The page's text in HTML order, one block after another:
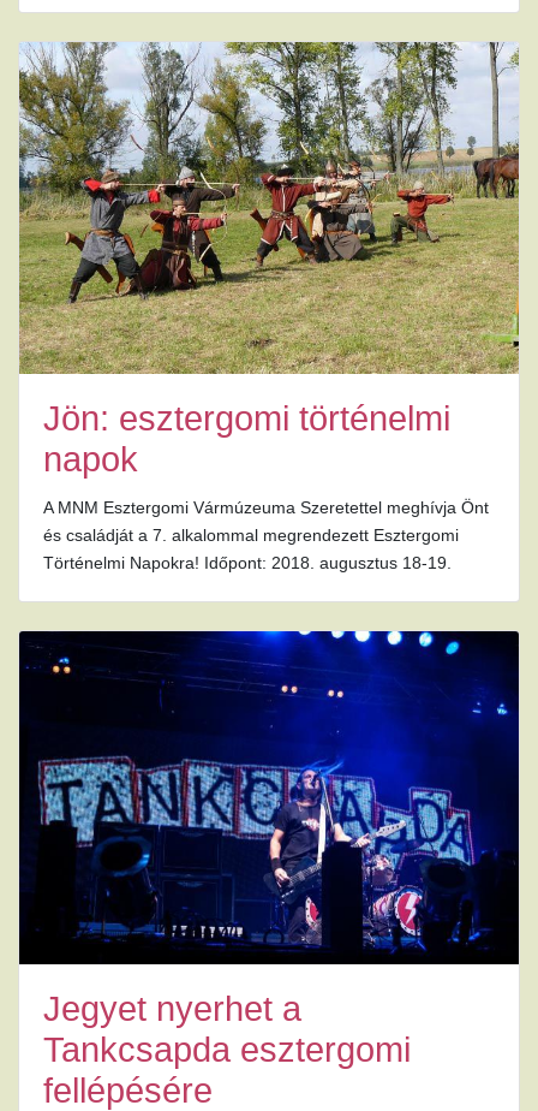
Jön: esztergomi történelmi
napok
A MNM Esztergomi Vármúzeuma Szeretettel meghívja Önt
és családját a 7. alkalommal megrendezett Esztergomi
Történelmi Napokra! Időpont: 2018. augusztus 18-19.
Jegyet nyerhet a
Tankcsapda esztergomi
fellépésére